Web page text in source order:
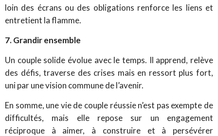
loin des écrans ou des obligations renforce les liens et
entretient la flamme.
7. Grandir ensemble
Un couple solide évolue avec le temps. Il apprend, relève
des défis, traverse des crises mais en ressort plus fort,
uni par une vision commune de l’avenir.
En somme, une vie de couple réussie n’est pas exempte de
difficultés, mais elle repose sur un engagement
réciproque à aimer, à construire et à persévérer